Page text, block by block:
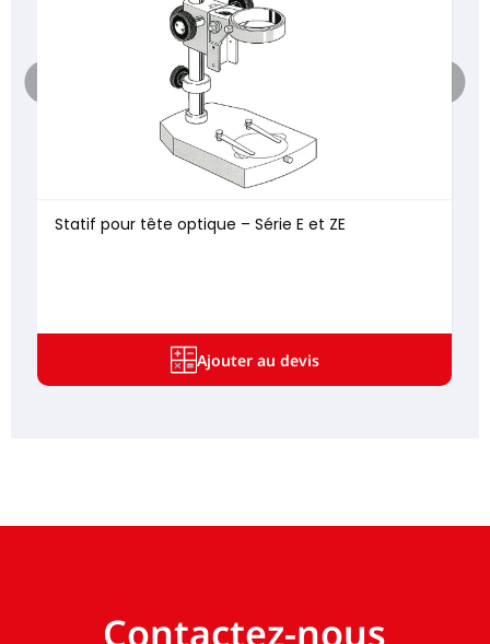
Statif pour tête optique – Série E et ZE
Ajouter au devis
Contactez-nous